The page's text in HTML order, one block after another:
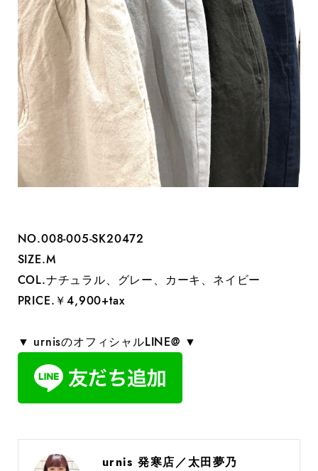
NO.‭008-005-SK20472
SIZE.M
COL.ナチュラル、グレー、カーキ、ネイビー
PRICE.￥4,900+tax
▼ urnisのオフィシャルLINE@ ▼
urnis 発寒店／太田夢乃